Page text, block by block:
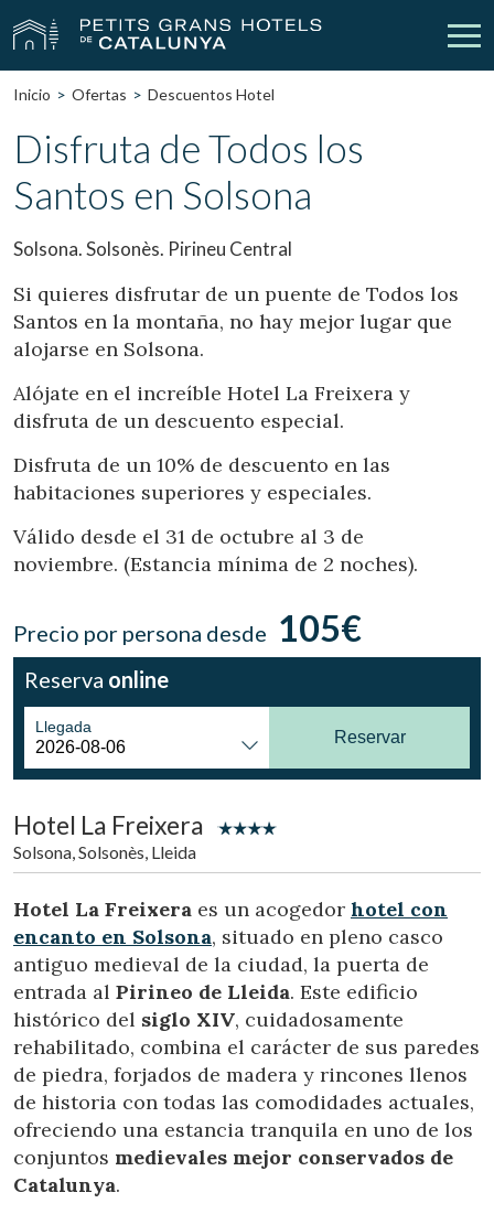
Nuestros Hoteles Escapadas
Bodas
Cheques Regalo Descubre Catalunya
Contacto Mi reserva
vpn_key Iniciar sesión person Crear cuenta
Ubicación/nombre del hotel
Inicio Ofertas Descuentos Hotel
Disfruta de Todos los
Santos en Solsona
Solsona. Solsonès. Pirineu Central
Si quieres disfrutar de un puente de Todos los
Santos en la montaña, no hay mejor lugar que
alojarse en Solsona.
Alójate en el increíble Hotel La Freixera y
disfruta de un descuento especial.
Disfruta de un 10% de descuento en las
habitaciones superiores y especiales.
Válido desde el 31 de octubre al 3 de
noviembre. (Estancia mínima de 2 noches).
Precio por persona desde 105€
Reserva online
Llegada
Reservar
Hotel La Freixera
Solsona, Solsonès, Lleida
Hotel La Freixera es un acogedor hotel con
encanto en Solsona, situado en pleno casco
antiguo medieval de la ciudad, la puerta de
entrada al Pirineo de Lleida. Este edificio
histórico del siglo XIV, cuidadosamente
rehabilitado, combina el carácter de sus paredes
de piedra, forjados de madera y rincones llenos
de historia con todas las comodidades actuales,
ofreciendo una estancia tranquila en uno de los
conjuntos medievales mejor conservados de
Catalunya.